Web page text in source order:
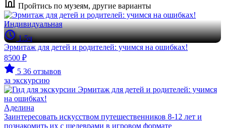
Пройтись по музеям, другие варианты
Индивидуальная
1.5ч
Эрмитаж для детей и родителей: учимся на ошибках!
8500 ₽
5 36 отзывов
за экскурсию
Аделина
Заинтересовать искусством путешественников 8-12 лет и
познакомить их с шедеврами в игровом формате